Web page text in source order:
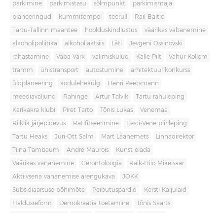
parkimine parkimistasu sõlmpunkt parkimismaja
planeeringud kummitempel teerull Rail Baltic
Tartu-Tallinn maantee hoolduskindlustus väärikas vabanemine
alkoholipoliitika alkoholiaktsiis Läti Jevgeni Ossinovski
rahastamine Vaba Värk valimiskulud Kalle Pilt Vahur Kollom
tramm ühistransport autostumine arhitektuurikonkurss
üldplaneering kodulehekülg Henri Peetsmann
meediaväljund Rahinge Artur Talvik Tartu rahuleping
Karikakra klubi Piret Tarto Tõnis Lukas Venemaa
Riiklik järjepidevus Ratifitseerimine Eesti-Vene piirileping
Tartu Heaks Jüri-Ott Salm Märt Läänemets Linnadirektor
Tiina Tambaum André Maurois Kunst elada
Väärikas vananemine Gerontoloogia Raik-Hiio Mikelsaar
Aktiivsena vananemise arengukava JOKK
Subsidiaarsuse põhimõte Peibutuspardid Kersti Kaljulaid
Haldusreform Demokraatia toetamine Tõnis Saarts